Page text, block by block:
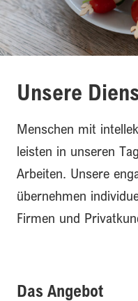
Unsere
Menschen mit
leisten in unseren
Arbeiten. Unsere
übernehmen
Firmen und
Das Angebot